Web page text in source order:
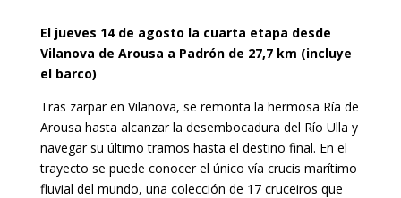
El jueves 14 de agosto la cuarta etapa desde
Vilanova de Arousa a Padrón de 27,7 km (incluye
el barco)
Tras zarpar en Vilanova, se remonta la hermosa Ría de
Arousa hasta alcanzar la desembocadura del Río Ulla y
navegar su último tramos hasta el destino final. En el
trayecto se puede conocer el único vía crucis marítimo
fluvial del mundo, una colección de 17 cruceiros que